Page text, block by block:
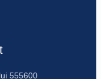
555600